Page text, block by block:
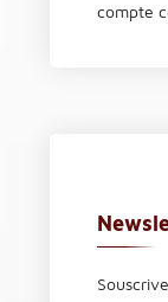
compte